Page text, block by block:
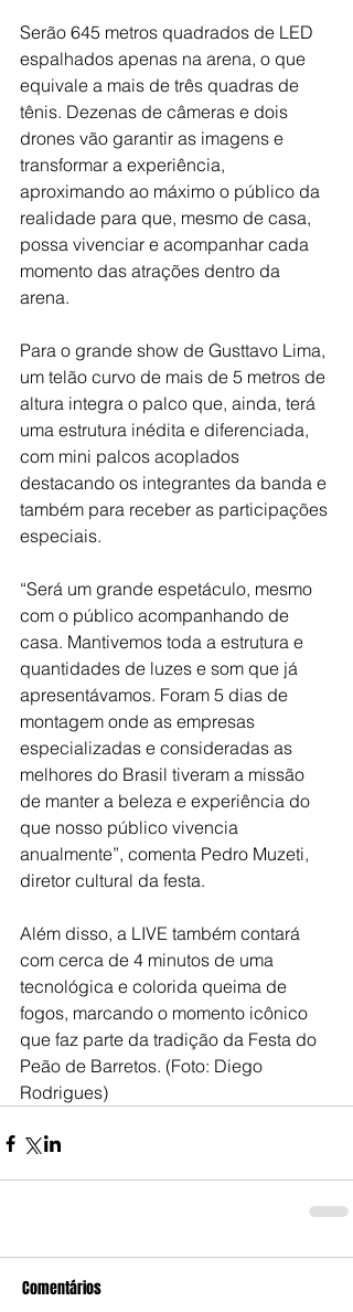
Serão 645 metros quadrados de LED
espalhados apenas na arena, o que
equivale a mais de três quadras de
tênis. Dezenas de câmeras e dois
drones vão garantir as imagens e
transformar a experiência,
aproximando ao máximo o público da
realidade para que, mesmo de casa,
possa vivenciar e acompanhar cada
momento das atrações dentro da
arena.
Para o grande show de Gusttavo Lima,
um telão curvo de mais de 5 metros de
altura integra o palco que, ainda, terá
uma estrutura inédita e diferenciada,
com mini palcos acoplados
destacando os integrantes da banda e
também para receber as participações
especiais.
“Será um grande espetáculo, mesmo
com o público acompanhando de
casa. Mantivemos toda a estrutura e
quantidades de luzes e som que já
apresentávamos. Foram 5 dias de
montagem onde as empresas
especializadas e consideradas as
melhores do Brasil tiveram a missão
de manter a beleza e experiência do
que nosso público vivencia
anualmente”, comenta Pedro Muzeti,
diretor cultural da festa.
Além disso, a LIVE também contará
com cerca de 4 minutos de uma
tecnológica e colorida queima de
fogos, marcando o momento icônico
que faz parte da tradição da Festa do
Peão de Barretos. (Foto: Diego
Rodrigues)
Comentários